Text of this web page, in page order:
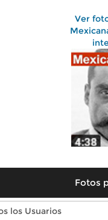
Ver
Fotos
Fotos